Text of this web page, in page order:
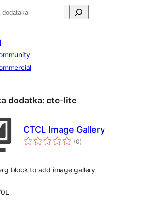
dodatka: ctc-lite
CTCL Image Gallery
(0ukupna
ocijena
)
block to add image gallery